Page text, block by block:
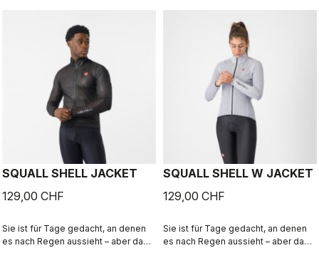
SQUALL SHELL JACKET
129,00 CHF
Sie ist für Tage gedacht, an denen
es nach Regen aussieht – aber da
SQUALL SHELL W JACKET
129,00 CHF
Sie ist für Tage gedacht, an denen
es nach Regen aussieht – aber da